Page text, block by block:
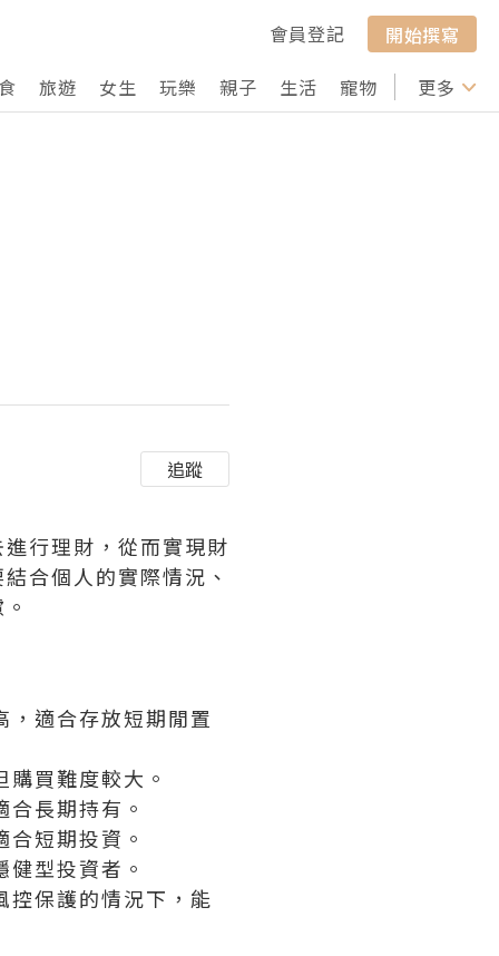
會員登記
開始撰寫
旅遊 女生 玩樂 親子 生活 寵物 行山 打卡
更多
追蹤
行理財，從而實現財
合個人的實際情況、
，適合存放短期閒置
買難度較大。
長期持有。
短期投資。
型投資者。
控保護的情況下，能